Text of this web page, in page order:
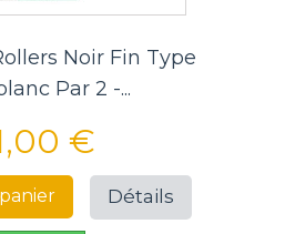
Noir Fin Type
Par 2 -...
€
Détails